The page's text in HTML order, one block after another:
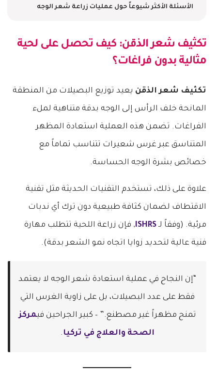
الأسئلة الأكثر شيوعاً حول عمليات زراعة شعر الوجه
تكثيف شعر الذقن: كيف تحصل على لحية
مثالية بدون فراغات؟
تكثيف شعر الذقن يعيد توزيع البصيلات من المنطقة
المانحة خلف الرأس إلى الوجه بدقة متناهية لملء
الفراغات. تضمن هذه العملية استعادة المظهر
المتناسق عبر غرس شعيرات تتناسب تماماً مع
خصائص بشرة الوجه الحساسة.
علاوة على ذلك، تستخدم التقنيات الحديثة مثل تقنية
الاقتطاف لضمان كثافة طبيعية دون ترك أي ندبات
مرئية. (وفقاً لـISHRS, فإن زراعة اللحية تتطلب مهارة
فنية عالية لتحديد زوايا اتجاه نمو الشعر بدقة).
“إن النجاح في عملية استعادة شعر الوجه لا يعتمد
فقط على عدد البصيلات، بل على زاوية الغرس التي
تمنح مظهراً غير مصطنع.” – كبير الجراحين فيمركز
الصحة والعلاج في تركيا .